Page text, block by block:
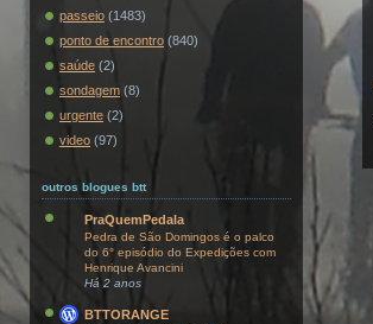
passeio (1483)
ponto de encontro (840)
saúde (2)
sondagem (8)
urgente (2)
video (97)
outros blogues btt
PraQuemPedala
Pedra de São Domingos é o palco
do 6° episódio do Expedições com
Henrique Avancini
Há 2 anos
BTTORANGE